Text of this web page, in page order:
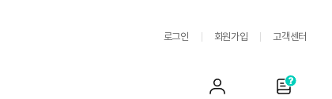
로그인 회원가입 고객센터